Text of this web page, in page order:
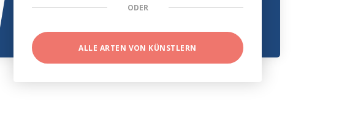
ODER
ALLE ARTEN VON KÜNSTLERN